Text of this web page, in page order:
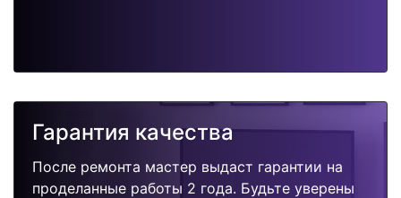
Гарантия качества
После ремонта мастер выдаст гарантии на
проделанные работы 2 года. Будьте уверены